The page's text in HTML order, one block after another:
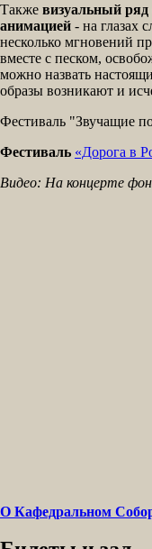
Также визуальный ряд
анимацией - на глазах
несколько мгновений
вместе с песком,
можно назвать
образы возникают и
Фестиваль "Звучащие
Фестиваль «Дорога в
Видео: На концерте
О Кафедральном